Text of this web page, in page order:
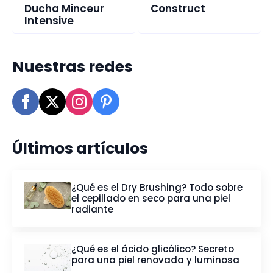
Ducha Minceur
Intensive
Construct
Nuestras redes
Últimos artículos
¿Qué es el Dry Brushing? Todo sobre
el cepillado en seco para una piel
radiante
¿Qué es el ácido glicólico? Secreto
para una piel renovada y luminosa